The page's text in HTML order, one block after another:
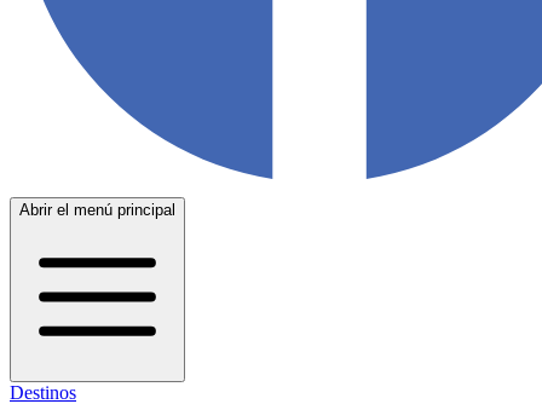
Abrir el menú principal
Destinos